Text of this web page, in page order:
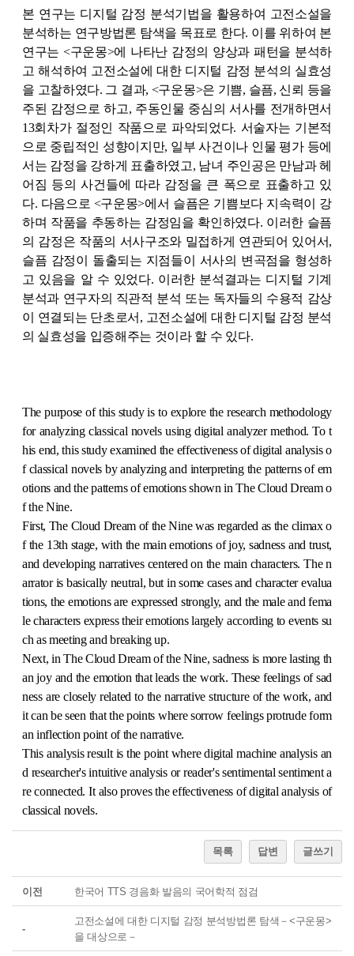
본 연구는 디지털 감정 분석기법을 활용하여 고전소설을
분석하는 연구방법론 탐색을 목표로 한다. 이를 위하여 본
연구는 <구운몽>에 나타난 감정의 양상과 패턴을 분석하
고 해석하여 고전소설에 대한 디지털 감정 분석의 실효성
을 고찰하였다. 그 결과, <구운몽>은 기쁨, 슬픔, 신뢰 등을
주된 감정으로 하고, 주동인물 중심의 서사를 전개하면서
13회차가 절정인 작품으로 파악되었다. 서술자는 기본적
으로 중립적인 성향이지만, 일부 사건이나 인물 평가 등에
서는 감정을 강하게 표출하였고, 남녀 주인공은 만남과 헤
어짐 등의 사건들에 따라 감정을 큰 폭으로 표출하고 있
다. 다음으로 <구운몽>에서 슬픔은 기쁨보다 지속력이 강
하며 작품을 추동하는 감정임을 확인하였다. 이러한 슬픔
의 감정은 작품의 서사구조와 밀접하게 연관되어 있어서,
슬픔 감정이 돌출되는 지점들이 서사의 변곡점을 형성하
고 있음을 알 수 있었다. 이러한 분석결과는 디지털 기계
분석과 연구자의 직관적 분석 또는 독자들의 수용적 감상
이 연결되는 단초로서, 고전소설에 대한 디지털 감정 분석
의 실효성을 입증해주는 것이라 할 수 있다.
The purpose of this study is to explore the research methodology
for analyzing classical novels using digital analyzer method. To t
his end, this study examined the effectiveness of digital analysis o
f classical novels by analyzing and interpreting the patterns of em
otions and the patterns of emotions shown in The Cloud Dream o
f the Nine.
First, The Cloud Dream of the Nine was regarded as the climax o
f the 13th stage, with the main emotions of joy, sadness and trust,
and developing narratives centered on the main characters. The n
arrator is basically neutral, but in some cases and character evalua
tions, the emotions are expressed strongly, and the male and fema
le characters express their emotions largely according to events su
ch as meeting and breaking up.
Next, in The Cloud Dream of the Nine, sadness is more lasting th
an joy and the emotion that leads the work. These feelings of sad
ness are closely related to the narrative structure of the work, and
it can be seen that the points where sorrow feelings protrude form
an inflection point of the narrative.
This analysis result is the point where digital machine analysis an
d researcher's intuitive analysis or reader's sentimental sentiment a
re connected. It also proves the effectiveness of digital analysis of
classical novels.
목록 답변 글쓰기
이전 한국어 TTS 경음화 발음의 국어학적 점검
-
고전소설에 대한 디지털 감정 분석방법론 탐색－<구운몽>
을 대상으로－